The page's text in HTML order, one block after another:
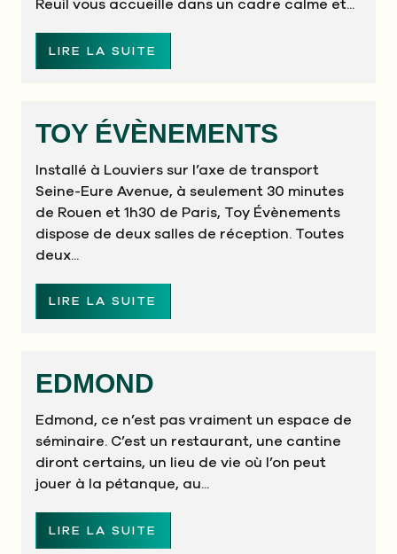
Reuil vous accueille dans un cadre calme et...
LIRE LA SUITE
TOY ÉVÈNEMENTS
Installé à Louviers sur l’axe de transport
Seine-Eure Avenue, à seulement 30 minutes
de Rouen et 1h30 de Paris, Toy Évènements
dispose de deux salles de réception. Toutes
deux...
LIRE LA SUITE
EDMOND
Edmond, ce n’est pas vraiment un espace de
séminaire. C’est un restaurant, une cantine
diront certains, un lieu de vie où l’on peut
jouer à la pétanque, au...
LIRE LA SUITE